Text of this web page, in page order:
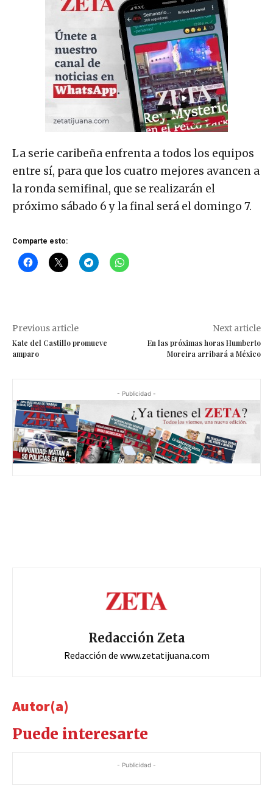
La serie caribeña enfrenta a todos los equipos
entre sí, para que los cuatro mejores avancen a
la ronda semifinal, que se realizarán el
próximo sábado 6 y la final será el domingo 7.
Comparte esto:
Previous article
Kate del Castillo promueve
amparo
Next article
En las próximas horas Humberto
Moreira arribará a México
- Publicidad -
Redacción Zeta
Redacción de www.zetatijuana.com
Autor(a)
Puede interesarte
- Publicidad -